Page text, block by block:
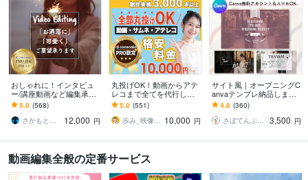
おしゃれに！インタビュ
ー/講座動画など編集承り
ます PR動画/YouTube等も
おしゃれに編集させて頂
きます！
5.0 (568)
さかもと＠動画クリエイター
12,000 円
丸投げOK！動画からアテ
レコまで全てを代行しま
す 日経トレンディ掲載さ
れました！某保険会社・
音楽制作会社実績有
5.0 (551)
歩み_映像クリエイター 10,000 円
サイト風｜オープニングC
anvaテンプレ納品します
＼販売実績1000件以上！
Canva無料でスマホでOK
／
4.8 (360)
さぼてんぷれーと｜結婚式を、もっと楽しく
3,500 円
動画編集全般の定番サービス